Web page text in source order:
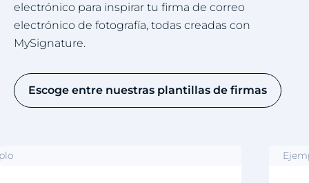
electrónico para inspirar tu firma de correo
electrónico de fotografía, todas creadas con
MySignature.
Escoge entre nuestras plantillas de firmas